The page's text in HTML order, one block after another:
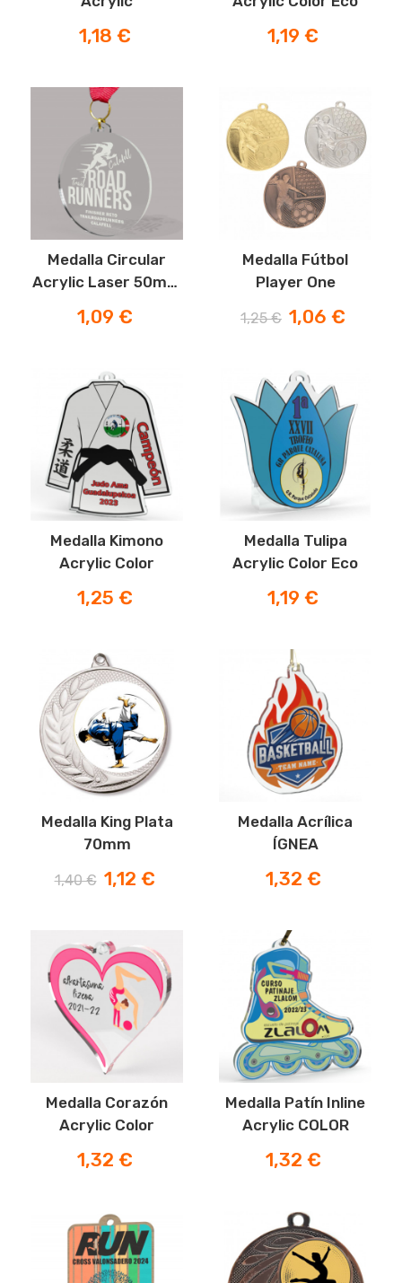
Precio
1,18 € Precio
1,19 €
Medalla Circular
Acrylic Laser 50mm
Precio
1,09 €
Medalla Fútbol
Player One
Precio
1,25 € Precio
1,06 €
Medalla Kimono
Acrylic Color
Precio
1,25 €
Medalla Tulipa
Acrylic Color Eco
Precio
1,19 €
-20%
Medalla King Plata
70mm
Precio
1,40 € Precio
1,12 €
Medalla Acrílica
ÍGNEA
Precio
1,32 €
Medalla Corazón
Acrylic Color
Precio
1,32 €
Medalla Patín Inline
Acrylic COLOR
Precio
1,32 €